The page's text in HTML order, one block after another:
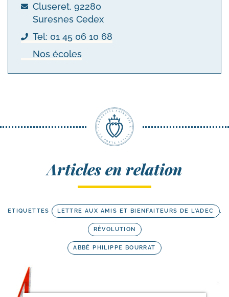
Cluseret, 92280
Suresnes Cedex
Tel: 01 45 06 10 68
Nos écoles
Articles en relation
ETIQUETTES LETTRE AUX AMIS ET BIENFAITEURS DE L'ADEC ,
RÉVOLUTION
ABBÉ PHILIPPE BOURRAT